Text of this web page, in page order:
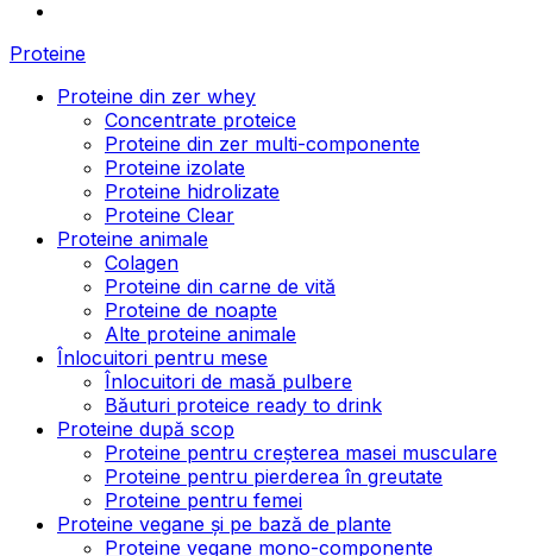
Proteine
Proteine din zer whey
Concentrate proteice
Proteine din zer multi-componente
Proteine izolate
Proteine hidrolizate
Proteine Clear
Proteine animale
Colagen
Proteine din carne de vită
Proteine de noapte
Alte proteine animale
Înlocuitori pentru mese
Înlocuitori de masă pulbere
Băuturi proteice ready to drink
Proteine după scop
Proteine pentru creșterea masei musculare
Proteine pentru pierderea în greutate
Proteine pentru femei
Proteine vegane și pe bază de plante
Proteine vegane mono-componente